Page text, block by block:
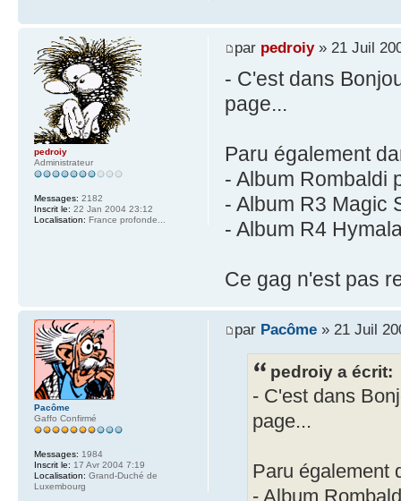
par pedroiy» 21 Juil
- C'est dans
page...
Paru également
- Album Rombaldi
- Album R3 Magic
- Album R4
Ce gag n'est pas
pedroiy
Administrateur
Messages: 2182
Inscrit le: 22 Jan 2004 23:12
Localisation: France profonde...
par Pacôme» 21 Juil
pedroiy a écrit:
- C'est dans
page...
Paru également
- Album
Pacôme
Gaffo Confirmé
Messages: 1984
Inscrit le: 17 Avr 2004 7:19
Localisation: Grand-Duché de
Luxembourg